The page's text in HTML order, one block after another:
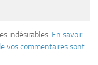
indésirables. En savoir
vos commentaires sont